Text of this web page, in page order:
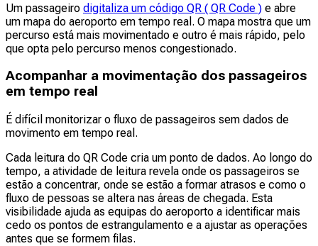
Um passageiro digitaliza um código QR ( QR Code ) e abre
um mapa do aeroporto em tempo real. O mapa mostra que um
percurso está mais movimentado e outro é mais rápido, pelo
que opta pelo percurso menos congestionado.
Acompanhar a movimentação dos passageiros
em tempo real
É difícil monitorizar o fluxo de passageiros sem dados de
movimento em tempo real.
Cada leitura do QR Code cria um ponto de dados. Ao longo do
tempo, a atividade de leitura revela onde os passageiros se
estão a concentrar, onde se estão a formar atrasos e como o
fluxo de pessoas se altera nas áreas de chegada. Esta
visibilidade ajuda as equipas do aeroporto a identificar mais
cedo os pontos de estrangulamento e a ajustar as operações
antes que se formem filas.